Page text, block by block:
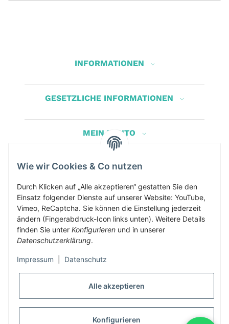
INFORMATIONEN
GESETZLICHE INFORMATIONEN
MEIN KONTO
Herbis Anglerladen
Inh.Herbert Schinnerl
Kirchdorf am Inn 5
4982 Kirchdorf am Inn
info@herbis-anglerladen.at
Wie wir Cookies & Co nutzen
Durch Klicken auf „Alle akzeptieren“ gestatten Sie den
Einsatz folgender Dienste auf unserer Website: YouTube,
Vimeo, ReCaptcha. Sie können die Einstellung jederzeit
ändern (Fingerabdruck-Icon links unten). Weitere Details
finden Sie unter Konfigurieren und in unserer
Datenschutzerklärung.
Impressum Datenschutz
Alle akzeptieren
Konfigurieren